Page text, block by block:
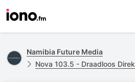
Namibia Future Media
Nova 103.5 - Draadloos Direk